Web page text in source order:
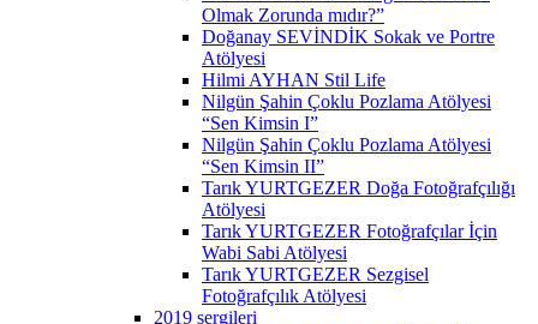
Olmak Zorunda mıdır?”
Doğanay SEVİNDİK Sokak ve Portre
Atölyesi
Hilmi AYHAN Stil Life
Nilgün Şahin Çoklu Pozlama Atölyesi
“Sen Kimsin I”
Nilgün Şahin Çoklu Pozlama Atölyesi
“Sen Kimsin II”
Tarık YURTGEZER Doğa Fotoğrafçılığı
Atölyesi
Tarık YURTGEZER Fotoğrafçılar İçin
Wabi Sabi Atölyesi
Tarık YURTGEZER Sezgisel
Fotoğrafçılık Atölyesi
2019 sergileri